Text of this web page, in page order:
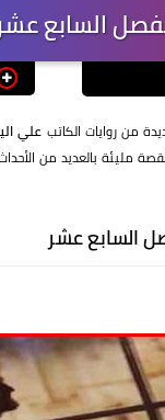
السابع
من روايات الكاتب علي
مليئة بالعديد من
السابع عشر